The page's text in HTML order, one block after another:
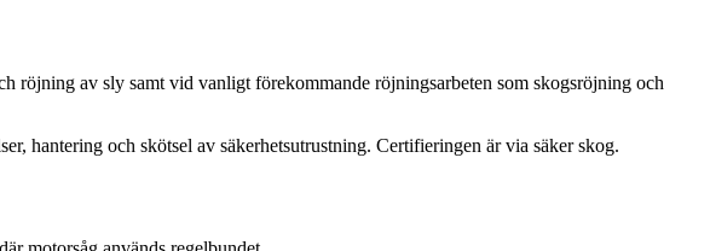
röjning av sly samt vid vanligt förekommande röjningsarbeten som skogsröjning och
hantering och skötsel av säkerhetsutrustning. Certifieringen är via säker skog.